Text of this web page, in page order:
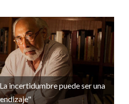
incertidumbre puede ser una